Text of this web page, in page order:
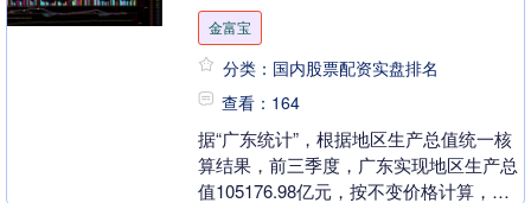
金富宝
分类：国内股票配资实盘排名
查看：164
据“广东统计”，根据地区生产总值统一核
算结果，前三季度，广东实现地区生产总
值105176.98亿元，按不变价格计算，同